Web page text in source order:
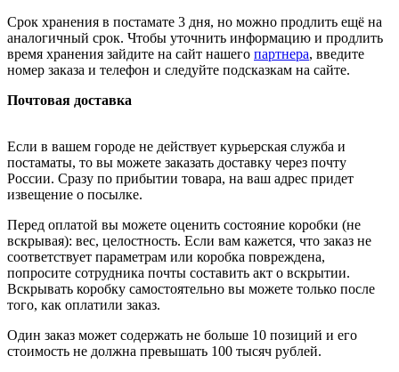
Срок хранения в постамате 3 дня, но можно продлить ещё на
аналогичный срок. Чтобы уточнить информацию и продлить
время хранения зайдите на сайт нашего партнера, введите
номер заказа и телефон и следуйте подсказкам на сайте.
Почтовая доставка
Если в вашем городе не действует курьерская служба и
постаматы, то вы можете заказать доставку через почту
России. Сразу по прибытии товара, на ваш адрес придет
извещение о посылке.
Перед оплатой вы можете оценить состояние коробки (не
вскрывая): вес, целостность. Если вам кажется, что заказ не
соответствует параметрам или коробка повреждена,
попросите сотрудника почты составить акт о вскрытии.
Вскрывать коробку самостоятельно вы можете только после
того, как оплатили заказ.
Один заказ может содержать не больше 10 позиций и его
стоимость не должна превышать 100 тысяч рублей.